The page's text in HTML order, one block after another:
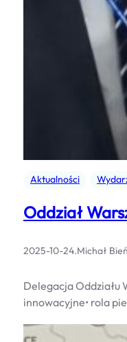
Aktualności
Oddział
2025-10-24.Michał
Delegacja Oddziału
innowacyjne• rola